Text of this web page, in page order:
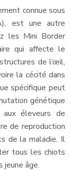
connue sous
est une autre
les Mini Border
qui affecte le
de l’œil,
la cécité dans
spécifique peut
génétique
aux éleveurs de
de reproduction
de la maladie. Il
tous les chiots
jeune âge.